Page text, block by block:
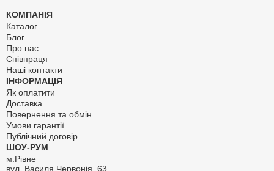
КОМПАНІЯ
Каталог
Блог
Про нас
Співпраця
Наші контакти
ІНФОРМАЦІЯ
Як оплатити
Доставка
Повернення та обмін
Умови гарантії
Публічний договір
ШОУ-РУМ
м.Рівне
вул. Василя Червонія, 63